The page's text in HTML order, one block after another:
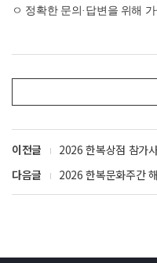
ㅇ 정확한 문의 · 답변을 위해
이전글
2026 한복상점 참가
다음글
2026 한복문화주간